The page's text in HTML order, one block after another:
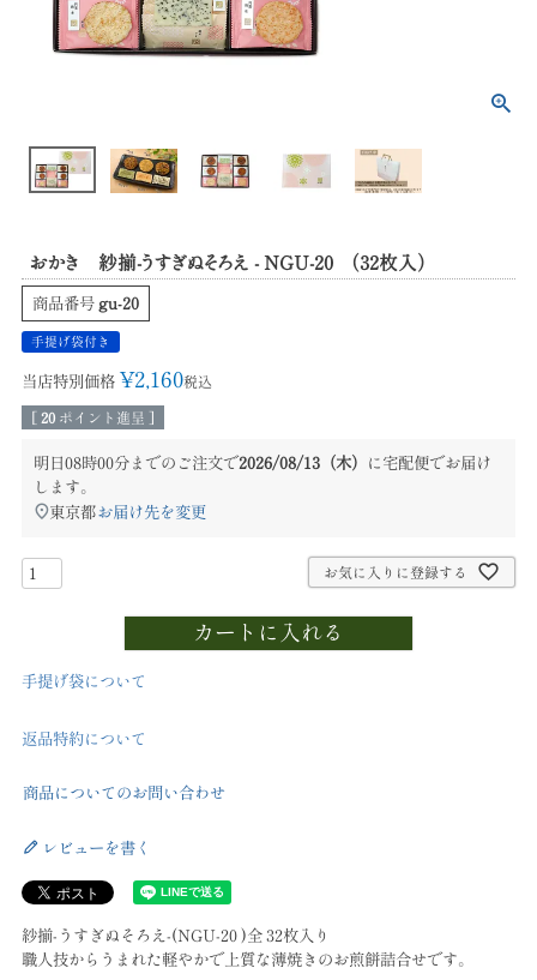
おかき 紗揃-うすぎぬそろえ - NGU-20 （32枚入）
商品番号 gu-20
手提げ袋付き
当店特別価格 ¥2,160税込
[ 20 ポイント進呈 ]
明日08時00分までのご注文で2026/08/13（木） に 宅配便でお届け
します。
東京都お届け先を変更
お気に入りに登録する
カートに入れる
手提げ袋について
返品特約について
商品についてのお問い合わせ
レビューを書く
紗揃-うすぎぬそろえ-(NGU-20 )全 32枚入り
職人技からうまれた軽やかで上質な薄焼きのお煎餅詰合せです。